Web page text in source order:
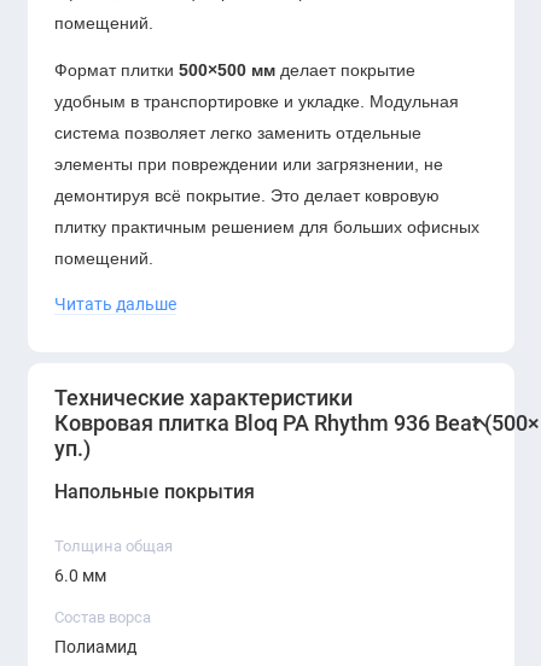
помещений.
Формат плитки 500×500 мм делает покрытие
удобным в транспортировке и укладке. Модульная
система позволяет легко заменить отдельные
элементы при повреждении или загрязнении, не
демонтируя всё покрытие. Это делает ковровую
плитку практичным решением для больших офисных
помещений.
Петлевой ворс из
Кроме того, ковровая плитка улучшает акустический
комфорт помещения, снижая уровень шума и
создавая более спокойную рабочую атмосферу.
Читать дальше
Технические характеристики
Ковровая плитка Bloq PA Rhythm 936 Beat
уп.)
Напольные покрытия
Толщина общая
6.0 мм
Состав ворса
Полиамид